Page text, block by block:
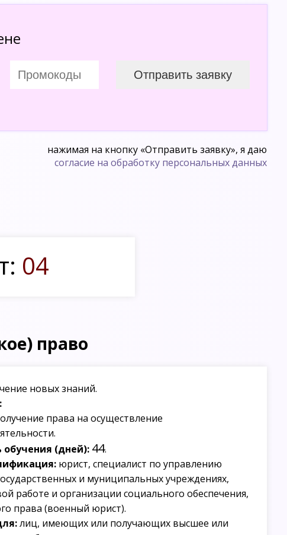
нажимая на кнопку «Отправить заявку», я даю
согласие на обработку персональных данных
04
право
новых знаний.
права на осуществление
(дней): 44.
юрист, специалист по управлению
и муниципальных учреждениях,
работе и организации социального обеспечения,
права (военный юрист).
лиц, имеющих или получающих высшее или